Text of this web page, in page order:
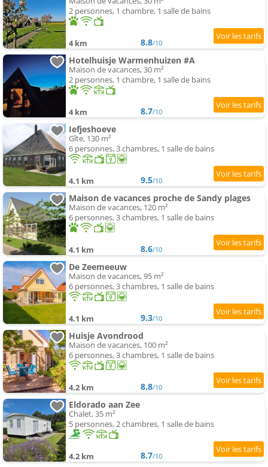
2 personnes, 1 chambre, 1 salle de bains
4 km 8.8/10
Hotelhuisje Warmenhuizen #A
Maison de vacances, 30 m²
2 personnes, 1 chambre, 1 salle de bains
4 km 8.7/10
Iefjeshoeve
Gîte, 130 m²
6 personnes, 3 chambres, 1 salle de bains
4.1 km 9.5/10
Maison de vacances proche de Sandy plages
Maison de vacances, 120 m²
6 personnes, 3 chambres, 1 salle de bains
4.1 km 8.6/10
De Zeemeeuw
Maison de vacances, 95 m²
6 personnes, 3 chambres, 1 salle de bains
4.1 km 9.3/10
Huisje Avondrood
Maison de vacances, 100 m²
6 personnes, 3 chambres, 1 salle de bains
4.2 km 8.8/10
Eldorado aan Zee
Chalet, 35 m²
5 personnes, 2 chambres, 1 salle de bains
4.2 km 8.7/10